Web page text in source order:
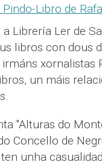
a Librería Ler de
libros con dous
xornalistas
un máis
"Alturas do
Concello de
unha